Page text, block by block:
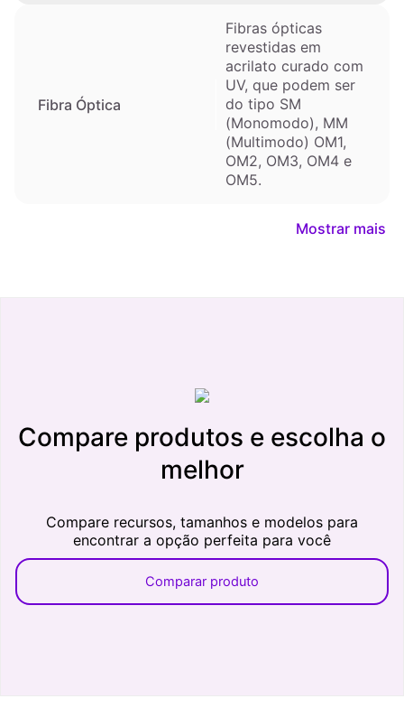
Fibra Óptica
Fibras ópticas
revestidas em
acrilato curado com
UV, que podem ser
do tipo SM
(Monomodo), MM
(Multimodo) OM1,
OM2, OM3, OM4 e
OM5.
Mostrar mais
Compare produtos e escolha o
melhor
Compare recursos, tamanhos e modelos para
encontrar a opção perfeita para você
Comparar produto